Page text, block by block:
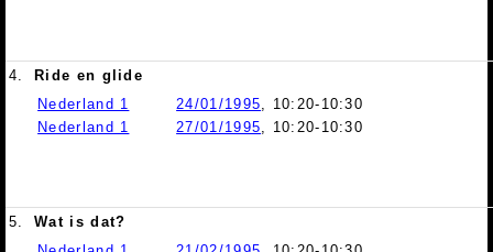
4.
Ride en glide
Nederland 1
24/01/1995 , 10:20-10:30
Nederland 1
27/01/1995 , 10:20-10:30
5.
Wat is dat?